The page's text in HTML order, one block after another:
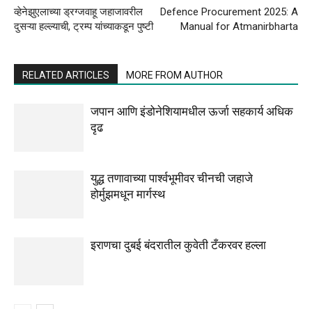
व्हेनेझुएलाच्या ड्रग्जवाहू जहाजावरील
दुसऱ्या हल्ल्याची, ट्रम्प यांच्याकडून पुष्टी
Defence Procurement 2025: A
Manual for Atmanirbharta
RELATED ARTICLES MORE FROM AUTHOR
जपान आणि इंडोनेशियामधील ऊर्जा सहकार्य अधिक
दृढ
युद्ध तणावाच्या पार्श्वभूमीवर चीनची जहाजे
होर्मुझमधून मार्गस्थ
इराणचा दुबई बंदरातील कुवेती टँकरवर हल्ला